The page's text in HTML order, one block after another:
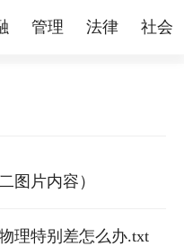
管理 法律 社会
图片内容）
理特别差怎么办.txt